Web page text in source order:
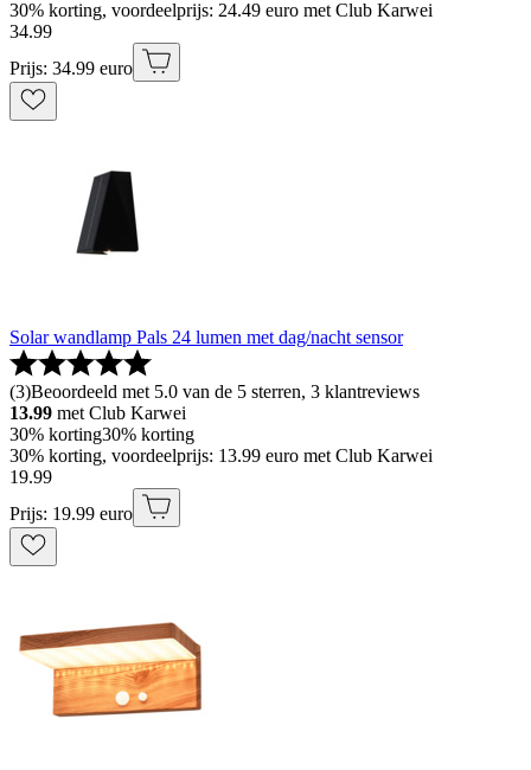
30% korting, voordeelprijs: 24.49 euro met Club Karwei
34.99
Prijs: 34.99 euro
Solar wandlamp Pals 24 lumen met dag/nacht sensor
(3)Beoordeeld met 5.0 van de 5 sterren, 3 klantreviews
13.99 met Club Karwei
30% korting30% korting
30% korting, voordeelprijs: 13.99 euro met Club Karwei
19.99
Prijs: 19.99 euro